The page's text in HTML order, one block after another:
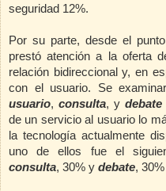
seguridad 12%.
Por su parte, desde el
prestó atención a la oferta
relación bidireccional y, en
con el usuario. Se
usuario, consulta, y debate
de un servicio al usuario lo
la tecnología actualmente
uno de ellos fue el
consulta, 30% y debate, 30%